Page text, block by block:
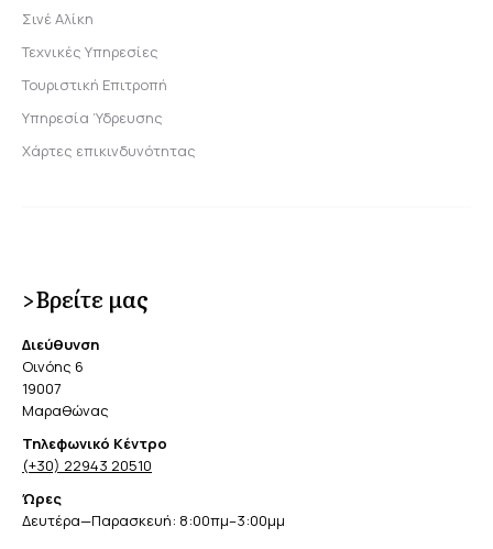
Σινέ Αλίκη
Τεχνικές Υπηρεσίες
Τουριστική Επιτροπή
Υπηρεσία Ύδρευσης
Χάρτες επικινδυνότητας
>Βρείτε μας
Διεύθυνση
Οινόης 6
19007
Μαραθώνας
Τηλεφωνικό Κέντρο
(+30) 22943 20510
Ώρες
Δευτέρα—Παρασκευή: 8:00πμ–3:00μμ